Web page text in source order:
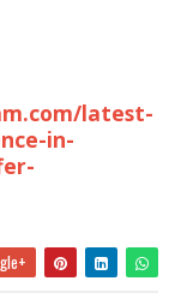
latest-
in-